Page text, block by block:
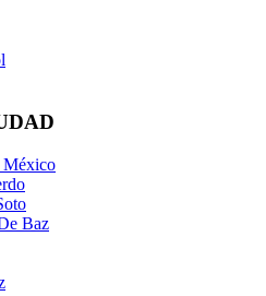
México
Baz